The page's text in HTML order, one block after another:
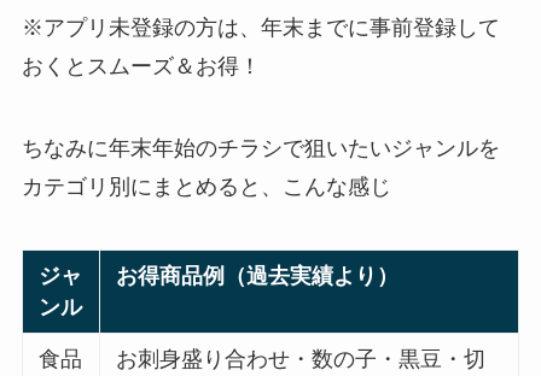
※アプリ未登録の方は、年末までに事前登録して
おくとスムーズ＆お得！
ちなみに年末年始のチラシで狙いたいジャンルを
カテゴリ別にまとめると、こんな感じ
ジャ
ンル
お得商品例（過去実績より）
食品
お刺身盛り合わせ・数の子・黒豆・切